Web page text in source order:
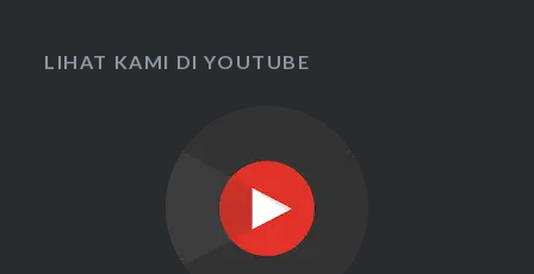
LIHAT KAMI DI YOUTUBE